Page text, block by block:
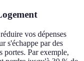
vos dépenses
s'échappe par des
portes. Par exemple,